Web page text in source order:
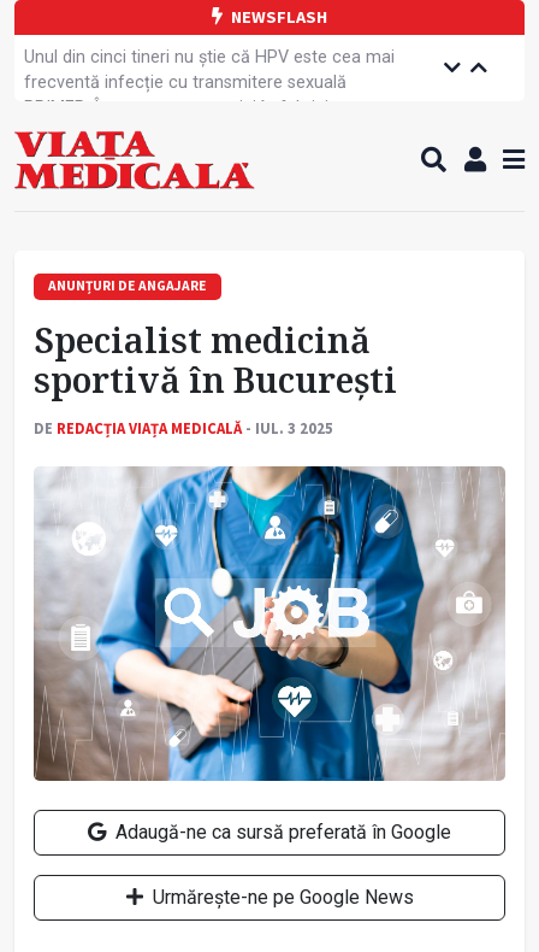
NEWSFLASH
Unul din cinci tineri nu știe că HPV este cea mai
frecventă infecție cu transmitere sexuală
PRIMER: Întreruperea energiei în fabrici ar pune
pacienții în pericol
Subiecte unice la examenul de specialist
Comercializarea unor medicamente, blocată
caniculă?
Un nou studiu pentru testarea unui vaccin împotriva
tulpinei Bundibugyo a virusului Ebola
Alăptarea, esențială pentru sănătatea mamei și
Concursul Internațional George Enescu, la ceas
aniversar
ANUNȚURI DE ANGAJARE
Specialist medicină
sportivă în București
DE REDACȚIA VIAȚA MEDICALĂ - IUL. 3 2025
Adaugă-ne ca sursă preferată în Google
Urmărește-ne pe Google News